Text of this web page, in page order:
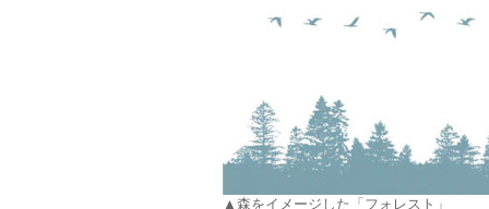
▲森をイメージした「フォレスト」